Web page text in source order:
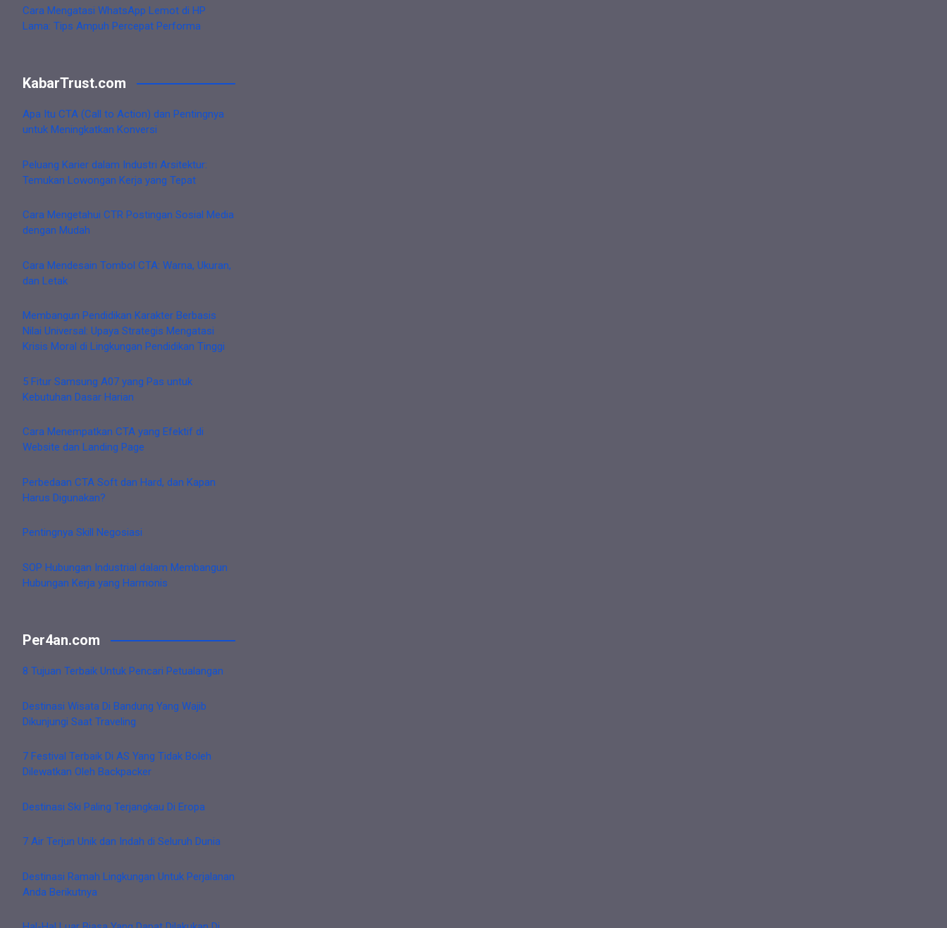
Cara Mengatasi WhatsApp Lemot di HP
Lama: Tips Ampuh Percepat Performa
KabarTrust.com
Apa Itu CTA (Call to Action) dan Pentingnya
untuk Meningkatkan Konversi
Peluang Karier dalam Industri Arsitektur:
Temukan Lowongan Kerja yang Tepat
Cara Mengetahui CTR Postingan Sosial Media
dengan Mudah
Cara Mendesain Tombol CTA: Warna, Ukuran,
dan Letak
Membangun Pendidikan Karakter Berbasis
Nilai Universal: Upaya Strategis Mengatasi
Krisis Moral di Lingkungan Pendidikan Tinggi
5 Fitur Samsung A07 yang Pas untuk
Kebutuhan Dasar Harian
Cara Menempatkan CTA yang Efektif di
Website dan Landing Page
Perbedaan CTA Soft dan Hard, dan Kapan
Harus Digunakan?
Pentingnya Skill Negosiasi
SOP Hubungan Industrial dalam Membangun
Hubungan Kerja yang Harmonis
Per4an.com
8 Tujuan Terbaik Untuk Pencari Petualangan
Destinasi Wisata Di Bandung Yang Wajib
Dikunjungi Saat Traveling
7 Festival Terbaik Di AS Yang Tidak Boleh
Dilewatkan Oleh Backpacker
Destinasi Ski Paling Terjangkau Di Eropa
7 Air Terjun Unik dan Indah di Seluruh Dunia
Destinasi Ramah Lingkungan Untuk Perjalanan
Anda Berikutnya